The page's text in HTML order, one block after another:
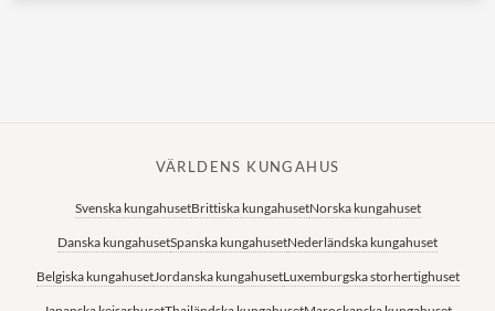
VÄRLDENS KUNGAHUS
Svenska kungahusetBrittiska kungahusetNorska kungahuset
Danska kungahusetSpanska kungahusetNederländska kungahuset
Belgiska kungahusetJordanska kungahusetLuxemburgska storhertighuset